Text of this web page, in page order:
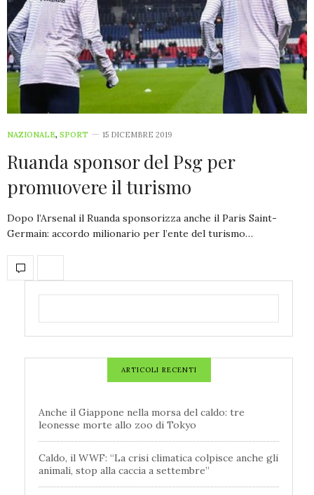
NAZIONALE, SPORT 15 DICEMBRE 2019
Ruanda sponsor del Psg per
promuovere il turismo
Dopo l’Arsenal il Ruanda sponsorizza anche il Paris Saint-
Germain: accordo milionario per l’ente del turismo…
ARTICOLI RECENTI
Anche il Giappone nella morsa del caldo: tre
leonesse morte allo zoo di Tokyo
Caldo, il WWF: “La crisi climatica colpisce anche gli
animali, stop alla caccia a settembre”